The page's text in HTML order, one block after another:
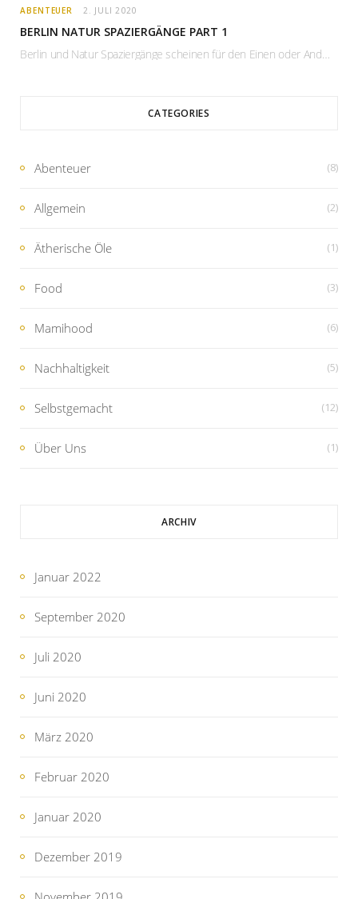
ABENTEUER 2. JULI 2020
BERLIN NATUR SPAZIERGÄNGE PART 1
Berlin und Natur Spaziergänge scheinen für den Einen oder Anderen auf den ersten Blick sehr…
CATEGORIES
Abenteuer (8)
Allgemein (2)
Ätherische Öle (1)
Food (3)
Mamihood (6)
Nachhaltigkeit (5)
Selbstgemacht (12)
Über Uns (1)
ARCHIV
Januar 2022
September 2020
Juli 2020
Juni 2020
März 2020
Februar 2020
Januar 2020
Dezember 2019